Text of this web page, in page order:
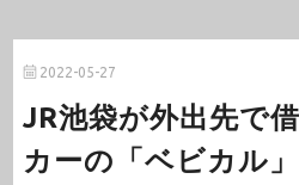
2022-05-27
JR池袋が外出先で
カーの「ベビカル